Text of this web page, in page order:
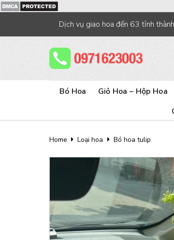
content
Dịch vụ giao hoa đến 63 tỉnh
Bó Hoa Giỏ Hoa – Hộp Hoa
Home Loại hoa Bó hoa tulip